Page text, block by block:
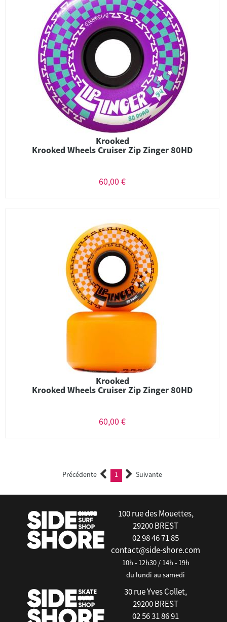
Krooked
Krooked Wheels Cruiser Zip Zinger 80HD
60,00 €
Krooked
Krooked Wheels Cruiser Zip Zinger 80HD
60,00 €
Précédente 1 (current)Suivante
100 rue des Mouettes,
29200 BREST
02 98 46 71 85
contact@side-shore.com
10h - 12h30 / 14h - 19h
du lundi au samedi
30 rue Yves Collet,
29200 BREST
02 56 31 86 91